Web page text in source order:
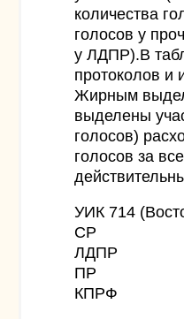
количества
голосов у
у ЛДПР).В
протоколов и
Жирным
выделены
голосов)
голосов за
УИК 714
СР
ЛДПР
ПР
КПРФ